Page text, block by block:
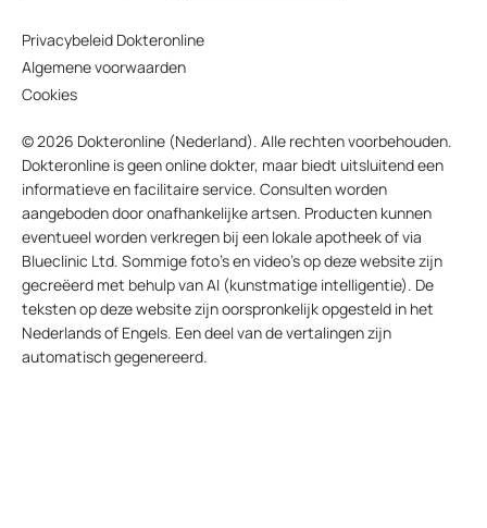
Privacybeleid Dokteronline
Algemene voorwaarden
Cookies
© 2026 Dokteronline (Nederland). Alle rechten voorbehouden.
Dokteronline is geen online dokter, maar biedt uitsluitend een
informatieve en facilitaire service. Consulten worden
aangeboden door onafhankelijke artsen. Producten kunnen
eventueel worden verkregen bij een lokale apotheek of via
Blueclinic Ltd. Sommige foto’s en video’s op deze website zijn
gecreëerd met behulp van AI (kunstmatige intelligentie). De
teksten op deze website zijn oorspronkelijk opgesteld in het
Nederlands of Engels. Een deel van de vertalingen zijn
automatisch gegenereerd.